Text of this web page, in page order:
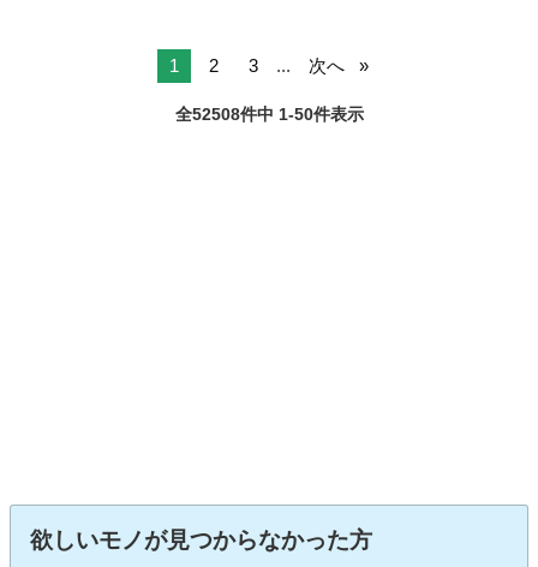
1 2 3 ... 次へ
全52508件中 1-50件表示
欲しいモノが見つからなかった方